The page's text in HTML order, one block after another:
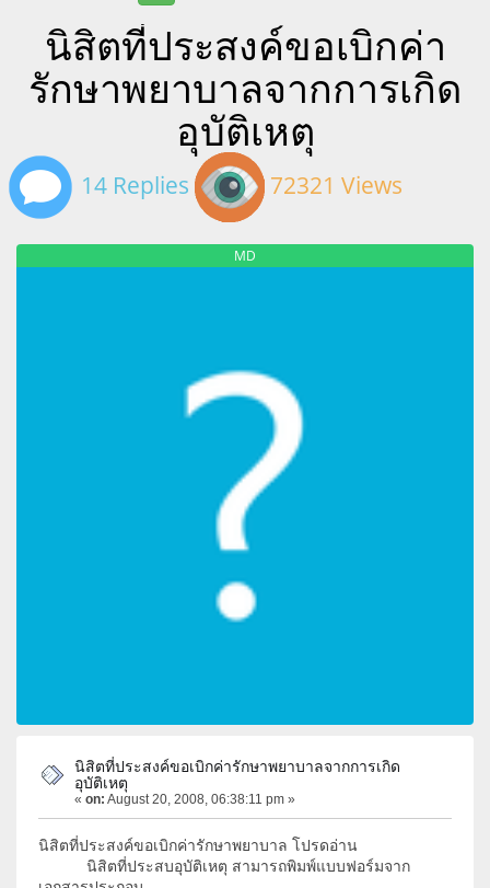
นิสิตที่ประสงค์ขอเบิกค่า
รักษาพยาบาลจากการเกิด
อุบัติเหตุ
14 Replies 72321 Views
MD
นิสิตที่ประสงค์ขอเบิกค่ารักษาพยาบาลจากการเกิด
อุบัติเหตุ
« on: August 20, 2008, 06:38:11 pm »
นิสิตที่ประสงค์ขอเบิกค่ารักษาพยาบาล โปรดอ่าน
นิสิตที่ประสบอุบัติเหตุ สามารถพิมพ์แบบฟอร์มจาก